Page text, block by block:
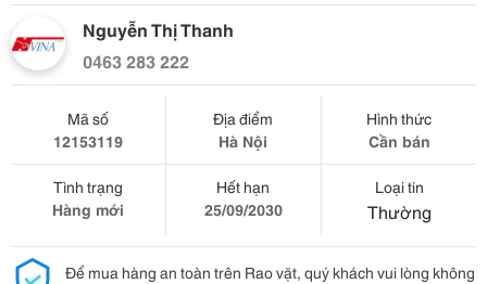
Nguyễn Thị Thanh
0463 283 222
Mã số
12153119
Địa điểm
Hà Nội
Hình thức
Cần bán
Tình trạng
Hàng mới
Hết hạn
25/09/2030
Loại tin
Thường
Để mua hàng an toàn trên Rao vặt, quý khách vui lòng không